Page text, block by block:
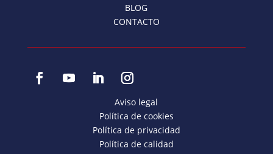
BLOG
CONTACTO
Aviso legal
Política de cookies
Política de privacidad
Política de calidad